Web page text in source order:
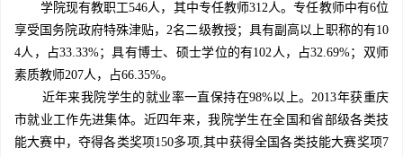
学院现有教职工546人，其中专任教师312人。专任教师中有6位
享受国务院政府特殊津贴，2名二级教授；具有副高以上职称的有10
4人，占33.33%；具有博士、硕士学位的有102人，占32.69%；双师
素质教师207人，占66.35%。
近年来我院学生的就业率一直保持在98%以上。2013年获重庆
市就业工作先进集体。近四年来，我院学生在全国和省部级各类技
能大赛中，夺得各类奖项150多项,其中获得全国各类技能大赛奖项7